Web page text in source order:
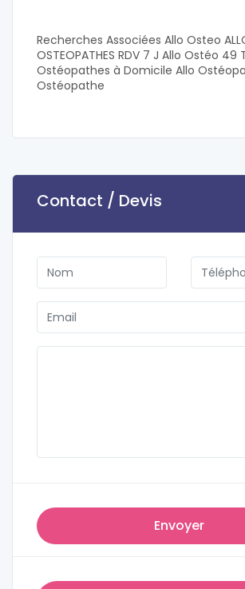
Recherches Associées Allo Osteo
OSTEOPATHES RDV 7 J Allo Ostéo 49
Ostéopathes à Domicile Allo
Ostéopathe
Contact / Devis
Envoyer